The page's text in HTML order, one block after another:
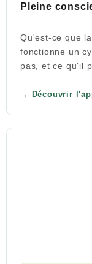
Pleine
Qu'est-ce que
fonctionne un
pas, et ce qu'il
Découvrir